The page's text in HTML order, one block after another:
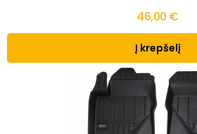
46,00 €
Į krepšelį